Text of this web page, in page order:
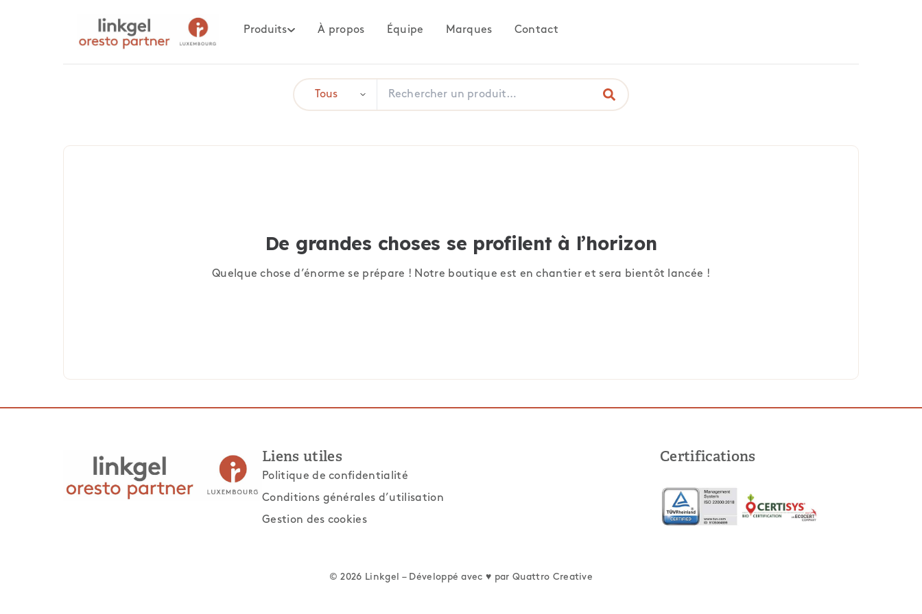
Produits À propos Équipe Marques Contact
De grandes choses se profilent à l’horizon
Quelque chose d’énorme se prépare ! Notre boutique est en chantier et sera bientôt lancée !
Liens utiles
Politique de confidentialité
Conditions générales d’utilisation
Gestion des cookies
Certifications
© 2026 Linkgel – Développé avec ♥ parQuattro Creative